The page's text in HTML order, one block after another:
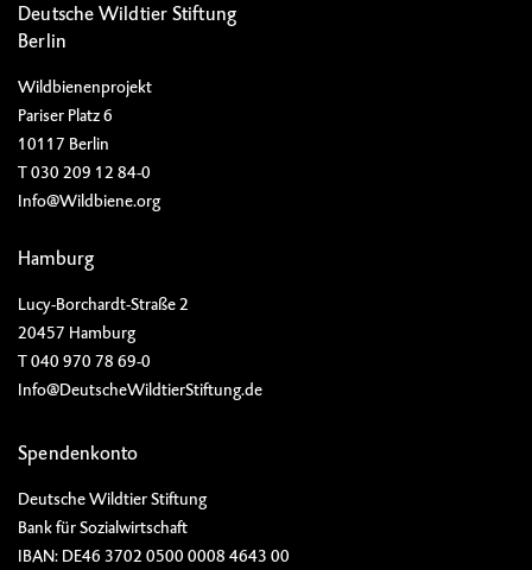
Deutsche Wildtier Stiftung
Berlin
Wildbienenprojekt
Pariser Platz 6
10117 Berlin
T 030 209 12 84-0
Info@Wildbiene.org
Hamburg
Lucy-Borchardt-Straße 2
20457 Hamburg
T 040 970 78 69-0
Info@DeutscheWildtierStiftung.de
Spendenkonto
Deutsche Wildtier Stiftung
Bank für Sozialwirtschaft
IBAN: DE46 3702 0500 0008 4643 00